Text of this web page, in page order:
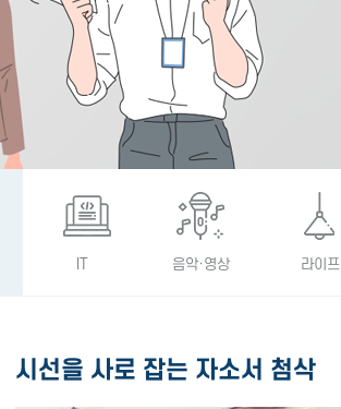
음악·영상 라이프
시선을 사로 잡는 자소서 첨삭